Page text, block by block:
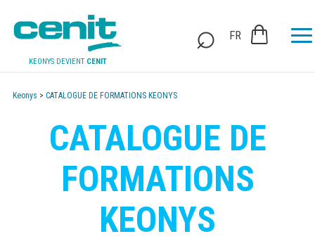
KEONYS DEVIENT CENIT
FR
Keonys > CATALOGUE DE FORMATIONS KEONYS
CATALOGUE DE
FORMATIONS
KEONYS